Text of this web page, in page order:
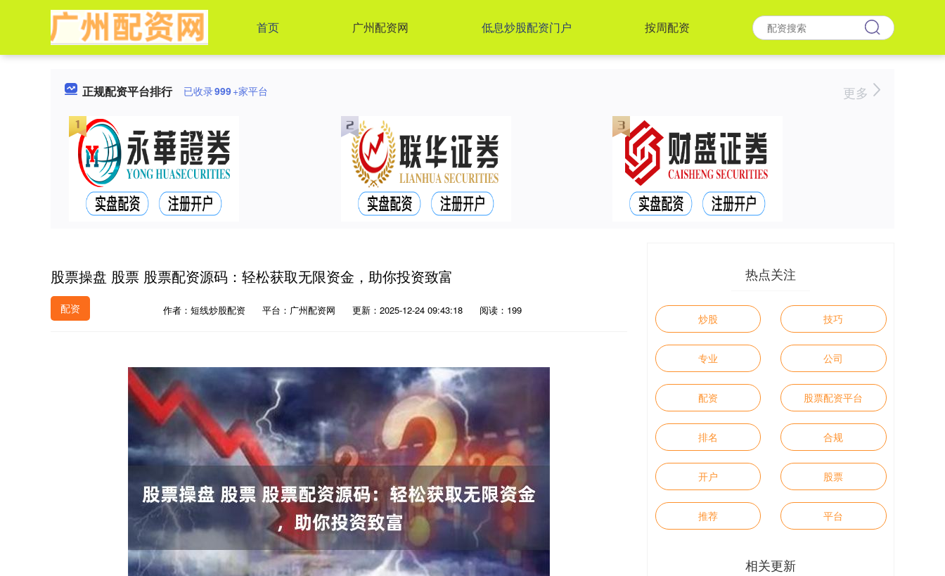
首页 广州配资网 低息炒股配资门户 按周配资
正规配资平台排行 已收录999+家平台 更多
股票操盘 股票 股票配资源码：轻松获取无限资金，助你投资致富
配资 作者：短线炒股配资 平台：广州配资网 更新：2025-12-24 09:43:18 阅读：199
热点关注
炒股 技巧
专业 公司
配资 股票配资平台
排名 合规
开户 股票
推荐 平台
相关更新